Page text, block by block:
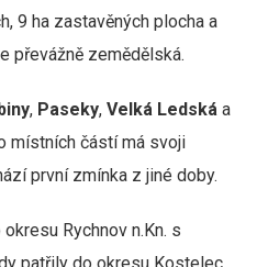
9 ha zastavěných plocha a
převážně zemědělská.
, Paseky, Velká Ledská a
místních částí má svoji
první zmínka z jiné doby.
Rychnov n.Kn. s